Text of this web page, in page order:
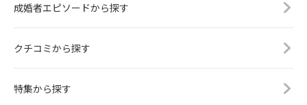
成婚者エピソードから探す
クチコミから探す
特集から探す